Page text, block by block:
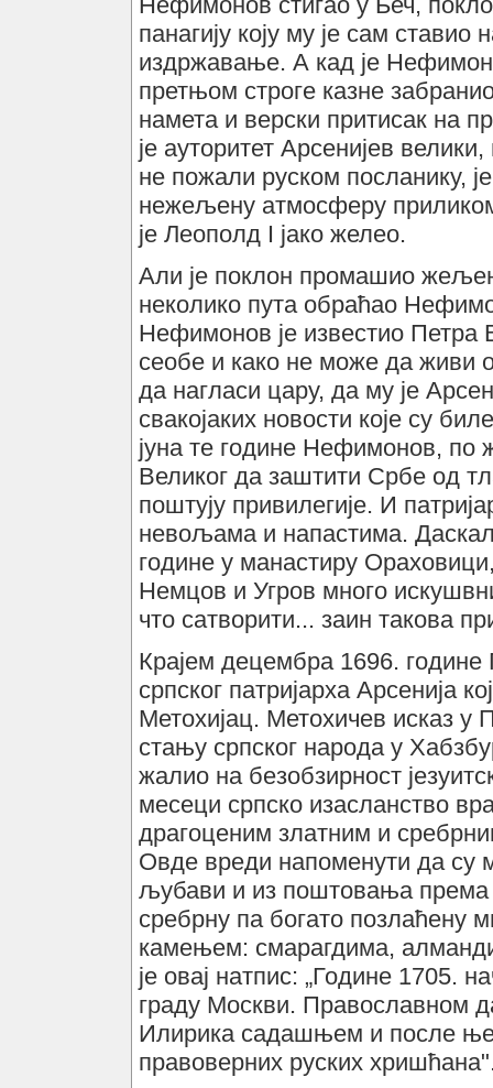
панагију коју му је сам
издржавање. А кад је
претњом строге казне
намета и верски притисак на
је ауторитет Арсенијев
не пожали руском посланику,
нежељену атмосферу приликом
је Леополд I јако желео.
Али је поклон промашио
неколико пута обраћао
Нефимонов је известио Петра
сеобе и како не може да живи
да нагласи цару, да му је
свакојаких новости које су
јуна те године Нефимонов, по
Великог да заштити Србе од
поштују привилегије. И
невољама и напастима.
године у манастиру
Немцов и Угров много
что сатворити... заин такова
Крајем децембра 1696. године
српског патријарха Арсенија
Метохијац. Метохичев исказ у
стању српског народа у
жалио на безобзирност
месеци српско изасланство
драгоценим златним и
Овде вреди напоменути да су
љубави и из поштовања према
сребрну па богато позлаћену
камењем: смарагдима,
је овај натпис: „Године 1705.
граду Москви. Православном
Илирика садашњем и после
правоверних руских